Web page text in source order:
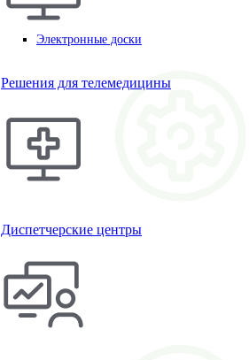
Электронные доски
Решения для телемедицины
Диспетчерские центры